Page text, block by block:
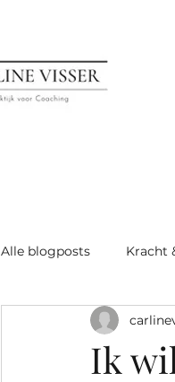
Alle blogposts Kracht
gezonde leefstijl
Ik